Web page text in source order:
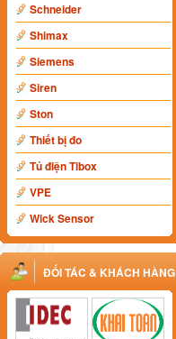
Schneider
Shimax
Siemens
Siren
Ston
Thiết bị đo
Tủ điện Tibox
VPE
Wick Sensor
ĐỐI TÁC & KHÁCH HÀNG